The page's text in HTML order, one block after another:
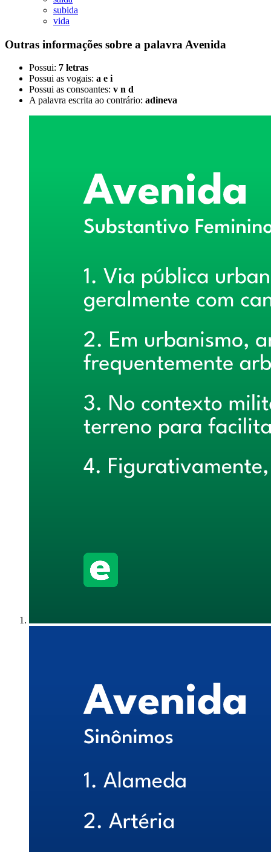
subida
vida
Outras informações sobre a palavra Avenida
Possui: 7 letras
Possui as vogais: a e i
Possui as consoantes: v n d
A palavra escrita ao contrário: adineva